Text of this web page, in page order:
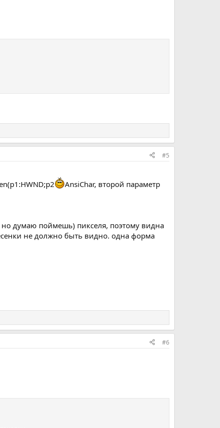
#5
AnsiChar, второй параметр
думаю поймешь) пикселя, поэтому видна
не должно быть видно. одна форма
#6